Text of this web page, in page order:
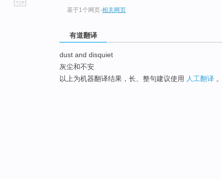
基于1个网页-相关网页
有道翻译
dust and disquiet
灰尘和不安
以上为机器翻译结果，长、整句建议使用 人工翻译